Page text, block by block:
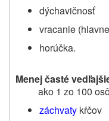
dýchavičnosť
vracanie
horúčka.
Menej časté
ako 1 zo 100
záchvaty kŕčov